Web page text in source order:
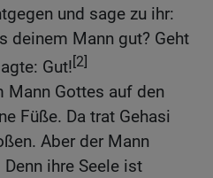
und sage zu ihr:
deinem Mann gut? Geht
Gut![2]
Mann Gottes auf den
Füße. Da trat Gehasi
Aber der Mann
ihre Seele ist